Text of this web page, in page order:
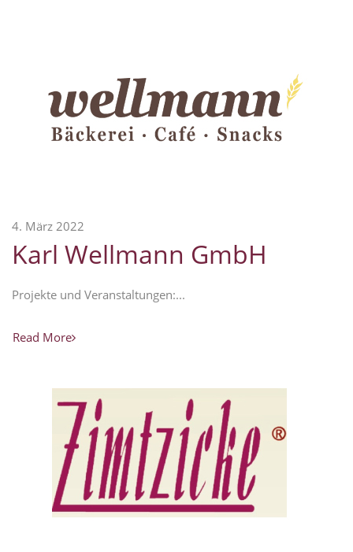
4. März 2022
Karl Wellmann GmbH
Projekte und Veranstaltungen:...
Read More